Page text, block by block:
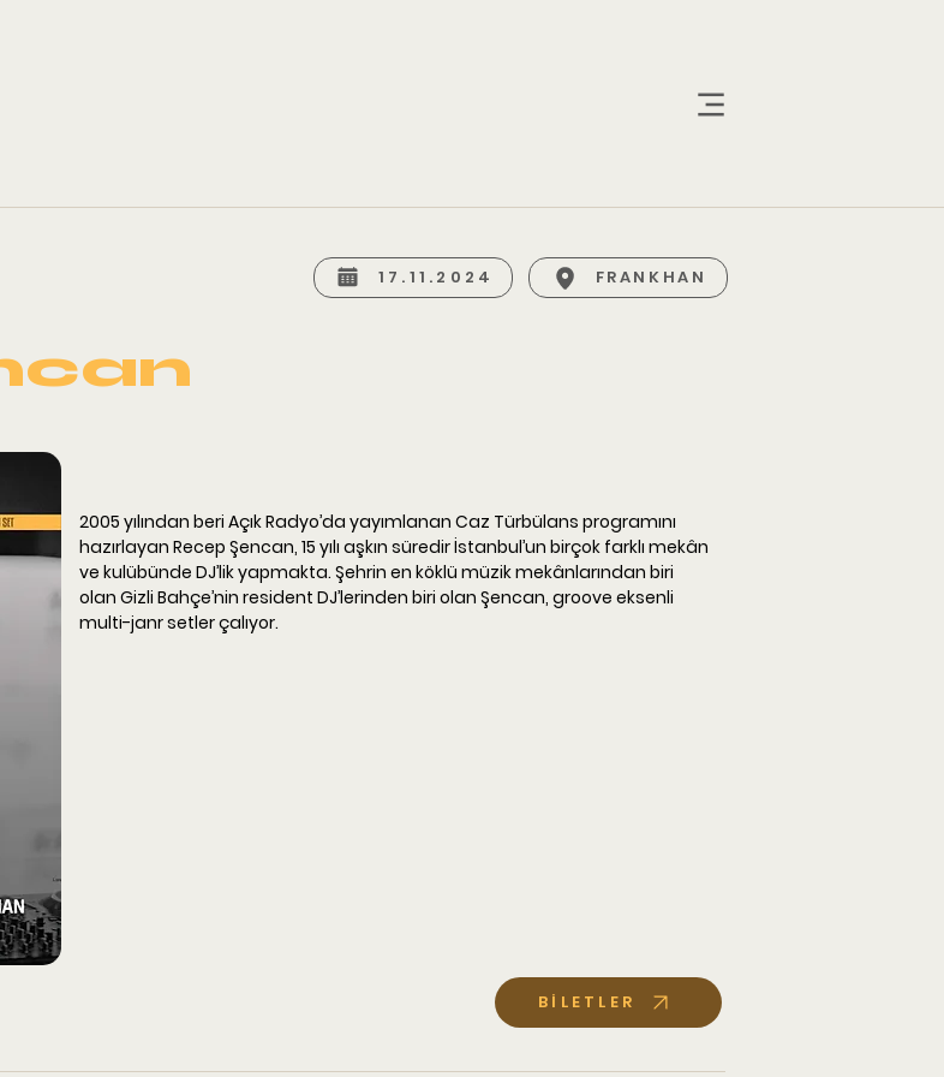
17.11.2024 FRANKHAN
2005 yılından beri Açık Radyo’da yayımlanan Caz Türbülans programını
hazırlayan Recep Şencan, 15 yılı aşkın süredir İstanbul’un birçok farklı mekân
ve kulübünde DJ’lik yapmakta. Şehrin en köklü müzik mekânlarından biri
olan Gizli Bahçe’nin resident DJ’lerinden biri olan Şencan, groove eksenli
multi-janr setler çalıyor.
BİLETLER